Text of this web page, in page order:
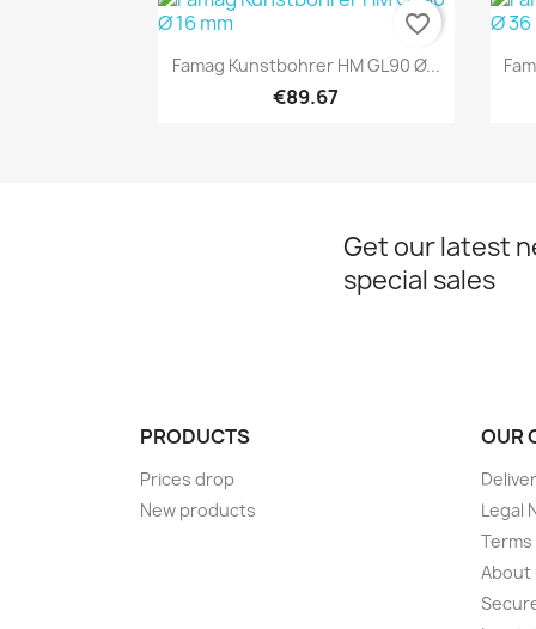
Quick view
Famag Kunstbohrer HM GL90 Ø...
€89.67
favorite_border
Get our latest
special sales
PRODUCTS
Prices drop
New products
OUR
Legal
About